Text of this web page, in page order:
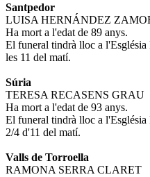
Santpedor
LUISA HERNÁNDEZ
Ha mort a l'edat de 89 anys.
El funeral tindrà lloc a l'Església
les 11 del matí.
Súria
TERESA RECASENS GRAU
Ha mort a l'edat de 93 anys.
El funeral tindrà lloc a
2/4 d'11 del matí.
Valls de Torroella
RAMONA SERRA CLARET